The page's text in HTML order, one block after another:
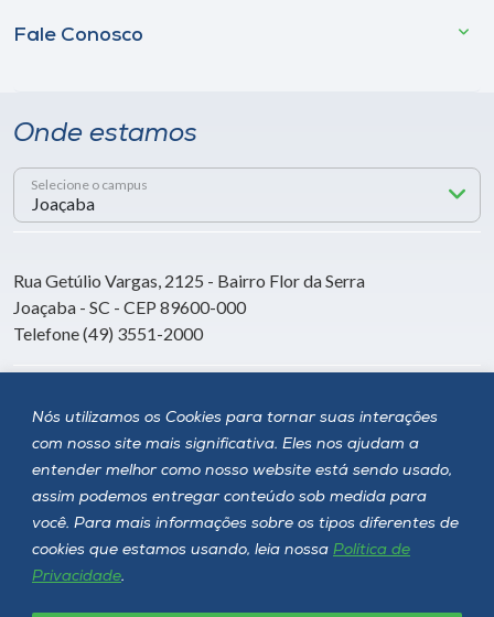
Nós utilizamos os Cookies para tornar suas interações
com nosso site mais significativa. Eles nos ajudam a
entender melhor como nosso website está sendo usado,
assim podemos entregar conteúdo sob medida para
você. Para mais informações sobre os tipos diferentes de
cookies que estamos usando, leia nossa Política de
Privacidade.
Fale Conosco
Onde estamos
Selecione o campus
Rua Getúlio Vargas, 2125 - Bairro Flor da Serra
Joaçaba - SC - CEP 89600-000
Telefone (49) 3551-2000
Siga a Unoesc